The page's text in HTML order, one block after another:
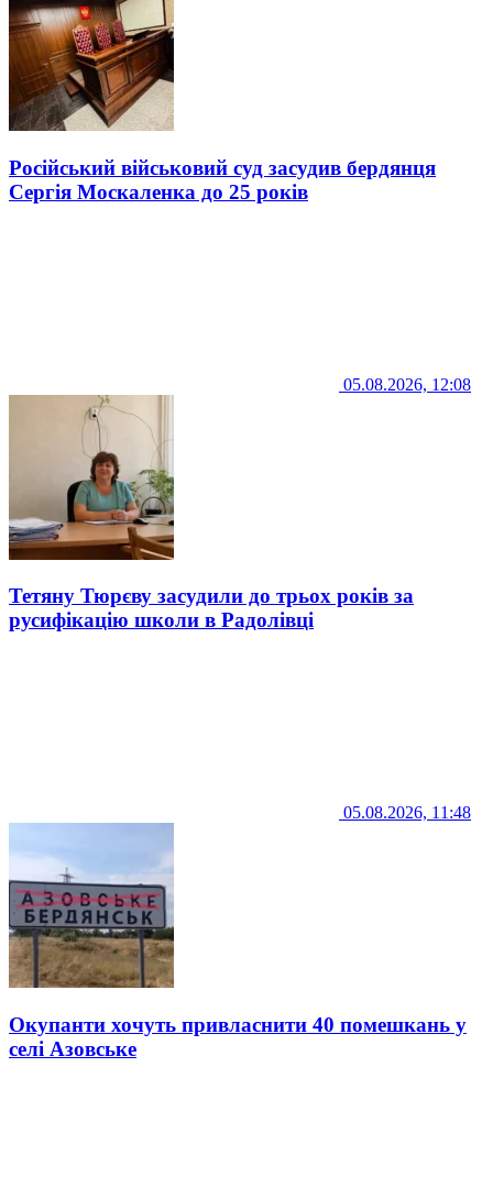
Російський військовий суд засудив бердянця
Сергія Москаленка до 25 років
05.08.2026, 12:08
Тетяну Тюрєву засудили до трьох років за
русифікацію школи в Радолівці
05.08.2026, 11:48
Окупанти хочуть привласнити 40 помешкань у
селі Азовське